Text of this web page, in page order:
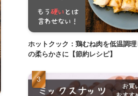
ホットクック：鶏むね肉を低温調理
の柔らかさに【節約レシピ】